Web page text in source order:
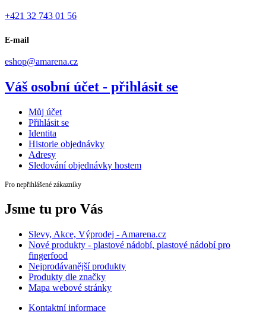
+421 32 743 01 56
E-mail
eshop@amarena.cz
Váš osobní účet - přihlásit se
Můj účet
Přihlásit se
Identita
Historie objednávky
Adresy
Sledování objednávky hostem
Pro nepřihlášené zákazníky
Jsme tu pro Vás
Slevy, Akce, Výprodej - Amarena.cz
Nové produkty - plastové nádobí, plastové nádobí pro
fingerfood
Nejprodávanější produkty
Produkty dle značky
Mapa webové stránky
Kontaktní informace